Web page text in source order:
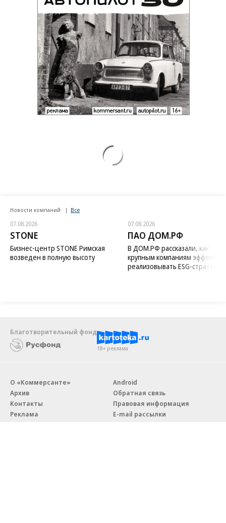
Новости компаний Все
07.08.2026
STONE
Бизнес-центр STONE Римская
возведен в полную высоту
07.08.2026
ПАО ДОМ.РФ
В ДОМ.РФ рассказали, как
крупным компаниям
реализовывать ESG-стратегию
Благотворительный фонд
18+ реклама
О «Коммерсанте»
Архив
Контакты
Реклама
Android
Обратная связь
Правовая информация
E-mail рассылки